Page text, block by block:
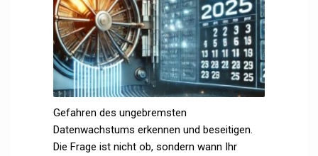
Gefahren des ungebremsten
Datenwachstums erkennen und beseitigen.
Die Frage ist nicht ob, sondern wann Ihr